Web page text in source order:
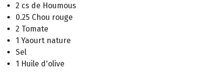
2 cs de Houmous
0.25 Chou rouge
2 Tomate
1 Yaourt nature
Sel
1 Huile d'olive